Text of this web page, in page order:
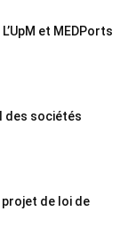
et MEDPorts
des sociétés
projet de loi de